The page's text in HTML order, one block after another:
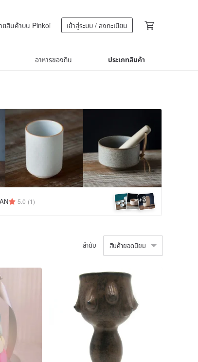
ยสินค้าบน Pinkoi เข้าสู่ระบบ / ลงทะเบียน
อาหารของกิน ประเภทสินค้า
5.0 (1) +3
ลำดับ สินค้ายอดนิยม